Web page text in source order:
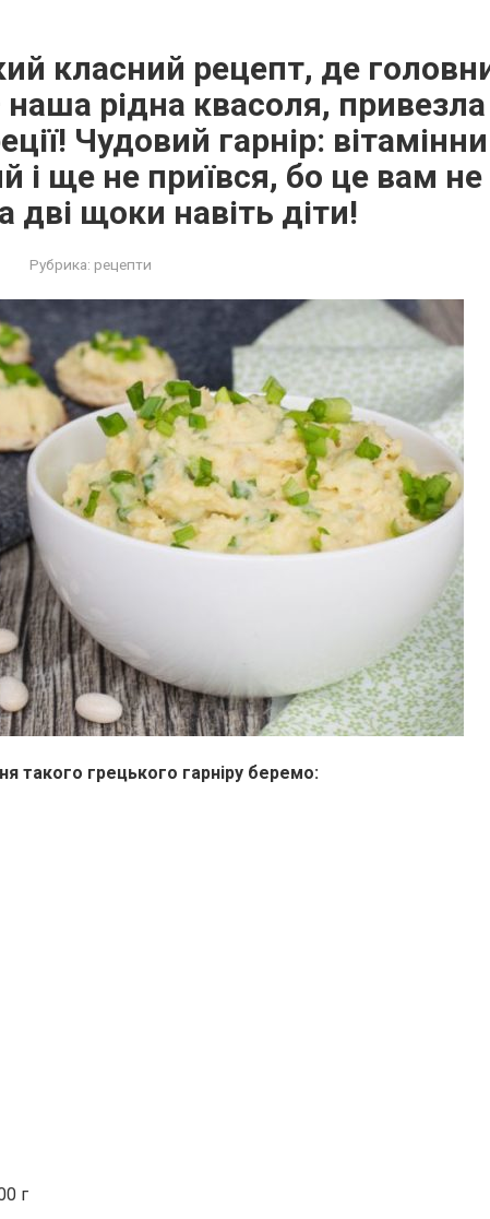
класний рецепт, де
наша рідна квасоля,
Чудовий гарнір:
і ще не приївся, бо це вам
дві щоки навіть діти!
Рубрика: рецепти
такого грецького гарніру беремо:
г